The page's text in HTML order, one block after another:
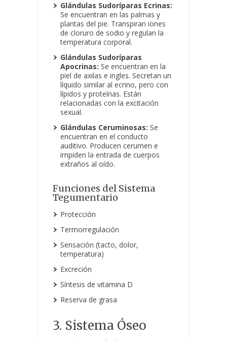
Glándulas Sudoríparas Ecrinas:
Se encuentran en las palmas y
plantas del pie. Transpiran iones
de cloruro de sodio y regulan la
temperatura corporal.
Glándulas Sudoríparas
Apocrinas: Se encuentran en la
piel de axilas e ingles. Secretan un
líquido similar al ecrino, pero con
lípidos y proteínas. Están
relacionadas con la excitación
sexual.
Glándulas Ceruminosas: Se
encuentran en el conducto
auditivo. Producen cerumen e
impiden la entrada de cuerpos
extraños al oído.
Funciones del Sistema
Tegumentario
Protección
Termorregulación
Sensación (tacto, dolor,
temperatura)
Excreción
Síntesis de vitamina D
Reserva de grasa
3. Sistema Óseo